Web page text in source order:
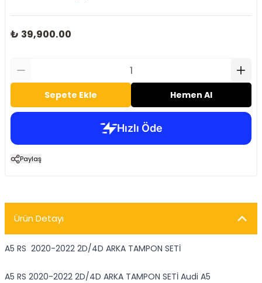
₺ 39,900.00
Sepete Ekle Hemen Al
Paylaş
Ürün Detayı
A5 RS 2020-2022 2D/4D ARKA TAMPON SETİ
A5 RS 2020-2022 2D/4D ARKA TAMPON SETİ Audi A5